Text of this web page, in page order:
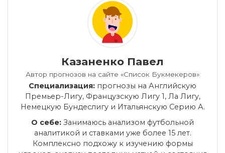
Казаненко Павел
Автор прогнозов на сайте «Список Букмекеров»
Специализация: прогнозы на Английскую
Премьер-Лигу, Французскую Лигу 1, Ла Лигу,
Немецкую Бундеслигу и Итальянскую Серию А.
О себе: Занимаюсь анализом футбольной
аналитикой и ставками уже более 15 лет.
Комплексно подхожу к изучению формы